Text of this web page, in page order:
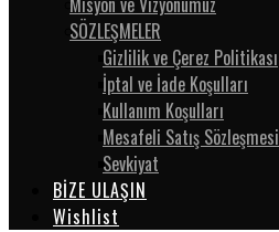
SÖZLEŞMELER
Gizlilik ve Çerez Politikası
İptal ve İade Koşulları
Kullanım Koşulları
Mesafeli Satış Sözleşmesi
Sevkiyat
BİZE ULAŞIN
Wishlist